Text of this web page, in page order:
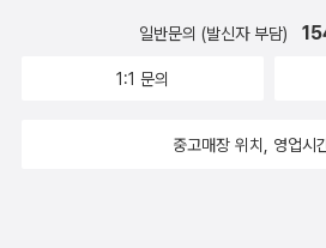
되고 그런 박 간호사가 달님은 믿음직
사에게 미루의 사정을 털어놓았고 미루
이지 말아달라고 부탁하고 박 간호사는
아니다. 그래서 오히려 신선하다는 심
시화시켜서 보여준다. -알라딘 책소개 남자는 물론 수
자 요릭 브라운(Yorick Brown)의 이야
일반문의 (발신자 부담)
1:1 문의
중고매장 위치, 영업시